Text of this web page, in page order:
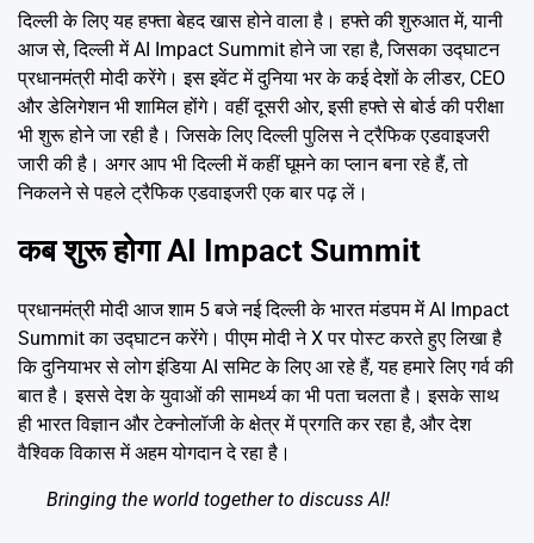
दिल्ली के लिए यह हफ्ता बेहद खास होने वाला है। हफ्ते की शुरुआत में, यानी
आज से, दिल्ली में AI Impact Summit होने जा रहा है, जिसका उद्घाटन
प्रधानमंत्री मोदी करेंगे। इस इवेंट में दुनिया भर के कई देशों के लीडर, CEO
और डेलिगेशन भी शामिल होंगे। वहीं दूसरी ओर, इसी हफ्ते से बोर्ड की परीक्षा
भी शुरू होने जा रही है। जिसके लिए दिल्ली पुलिस ने ट्रैफिक एडवाइजरी
जारी की है। अगर आप भी दिल्ली में कहीं घूमने का प्लान बना रहे हैं, तो
निकलने से पहले ट्रैफिक एडवाइजरी एक बार पढ़ लें।
कब शुरू होगा AI Impact Summit
प्रधानमंत्री मोदी आज शाम 5 बजे नई दिल्ली के भारत मंडपम में AI Impact
Summit का उद्घाटन करेंगे। पीएम मोदी ने X पर पोस्ट करते हुए लिखा है
कि दुनियाभर से लोग इंडिया AI समिट के लिए आ रहे हैं, यह हमारे लिए गर्व की
बात है। इससे देश के युवाओं की सामर्थ्य का भी पता चलता है। इसके साथ
ही भारत विज्ञान और टेक्नोलॉजी के क्षेत्र में प्रगति कर रहा है, और देश
वैश्विक विकास में अहम योगदान दे रहा है।
Bringing the world together to discuss AI!